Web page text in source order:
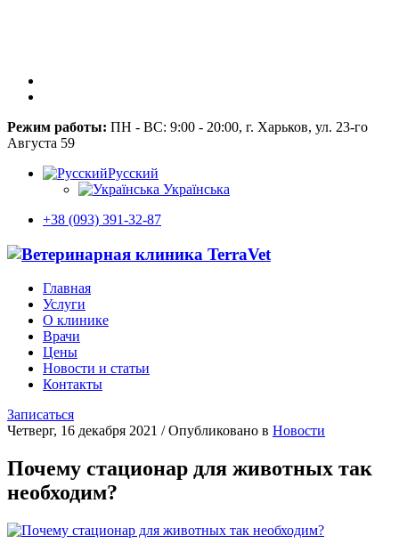
Режим работы: ПН - ВС: 9:00 - 20:00, г. Харьков, ул. 23-го
Августа 59
Русский
Українська
+38 (093) 391-32-87
Главная
Услуги
О клинике
Врачи
Цены
Новости и статьи
Контакты
Записаться
Четверг, 16 декабря 2021 /Опубликовано в Новости
Почему стационар для животных так
необходим?